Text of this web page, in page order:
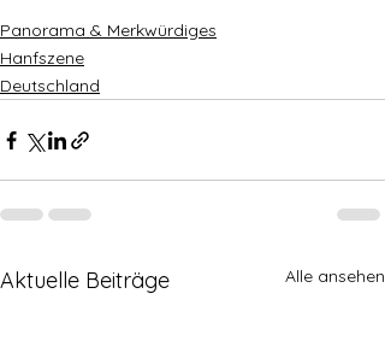
Panorama & Merkwürdiges
Hanfszene
Deutschland
Aktuelle Beiträge Alle ansehen